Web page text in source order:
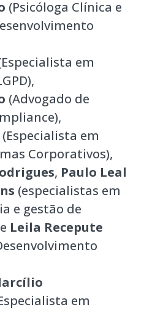
(Psicóloga Clínica e
em
(Advogado de
(Especialista em
Corporativos),
, Paulo Leal
(especialistas em
e gestão de
Leila Recepute
em